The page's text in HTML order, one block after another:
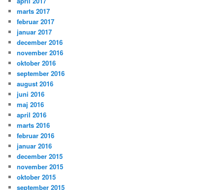
marts 2017
februar 2017
januar 2017
december 2016
november 2016
oktober 2016
september 2016
august 2016
juni 2016
maj 2016
april 2016
marts 2016
februar 2016
januar 2016
december 2015
november 2015
oktober 2015
september 2015